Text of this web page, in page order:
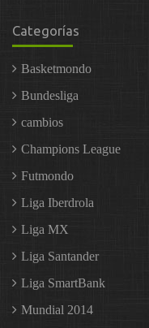
Categorías
Basketmondo
Bundesliga
cambios
Champions League
Futmondo
Liga Iberdrola
Liga MX
Liga Santander
Liga SmartBank
Mundial 2014